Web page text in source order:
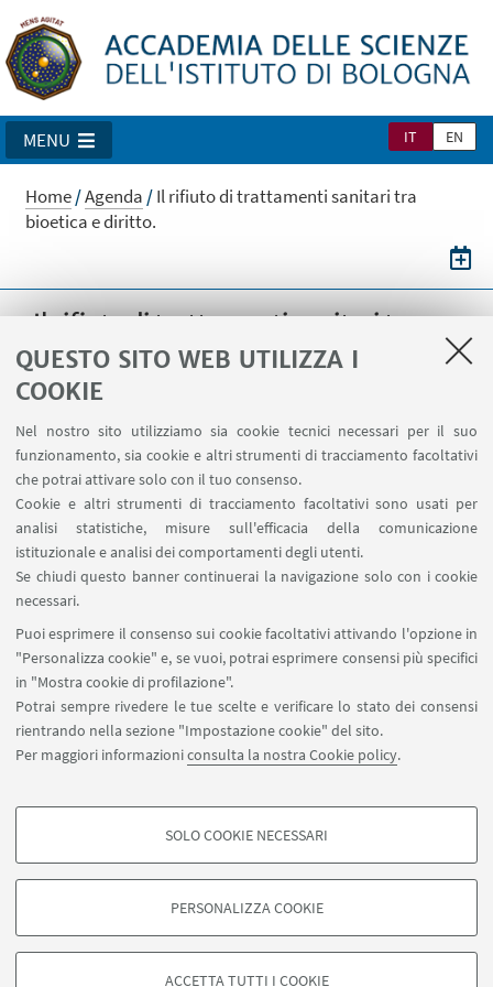
QUESTO SITO WEB UTILIZZA I
COOKIE
Nel nostro sito utilizziamo sia cookie tecnici necessari per il suo
funzionamento, sia cookie e altri strumenti di tracciamento facoltativi
che potrai attivare solo con il tuo consenso.
Cookie e altri strumenti di tracciamento facoltativi sono usati per
analisi statistiche, misure sull'efficacia della comunicazione
istituzionale e analisi dei comportamenti degli utenti.
Se chiudi questo banner continuerai la navigazione solo con i cookie
necessari.
Puoi esprimere il consenso sui cookie facoltativi attivando l'opzione in
"Personalizza cookie" e, se vuoi, potrai esprimere consensi più specifici
in "Mostra cookie di profilazione".
Potrai sempre rivedere le tue scelte e verificare lo stato dei consensi
rientrando nella sezione "Impostazione cookie" del sito.
Per maggiori informazioniconsulta la nostra Cookie policy.
COOKIE DI PROFILAZIONE - FACOLTATIVI
degli utenti, creare profili in base al loro comportamento sul sito, per analisi
di marketing.
SOLO COOKIE NECESSARI
PERSONALIZZA COOKIE
ACCETTA TUTTI I COOKIE
IT EN
MENU
Home/Agenda /Il rifiuto di trattamenti sanitari tra
bioetica e diritto.
Il rifiuto di trattamenti sanitari tra
bioetica e diritto.
DATA: 23FEBBRAIO 2011
LUOGO:via Zamboni 31, Bologna
TIPO: Evento
Mercoledì 23 febbraio 2011 alle ore 17 presso l'Accademia
una conferenza dal titolo: "Il rifiuto di trattamenti sanitari
tra bioetica e diritto".
Seguici su:
©Copyright 2026 - ALMA MATER STUDIORUM - Università di